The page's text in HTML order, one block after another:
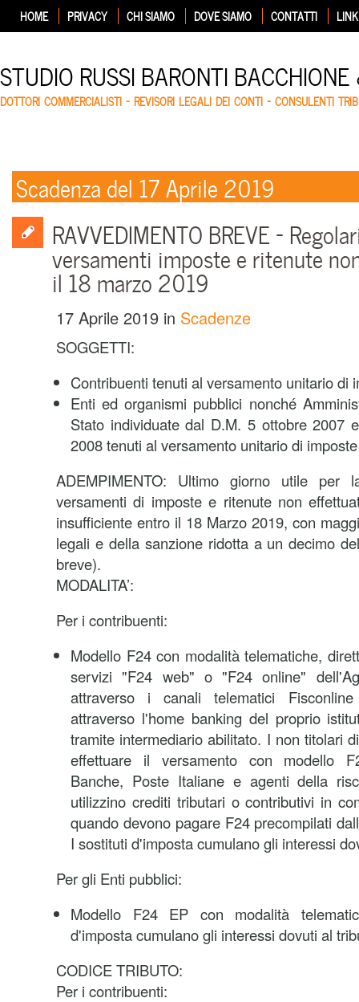
HOME PRIVACY CHI SIAMO DOVE SIAMO CONTATTI LINK
STUDIO RUSSI BARONTI
DOTTORI COMMERCIALISTI – REVISORI LEGALI DEI CONTI – CONSULENTI
Scadenza del 17 Aprile 2019
RAVVEDIMENTO BREVE –
versamenti imposte e ritenute
il 18 marzo 2019
17 Aprile 2019 in Scadenze
SOGGETTI:
Contribuenti tenuti al versamento unitario di
Enti ed organismi pubblici nonché
Stato individuate dal D.M. 5 ottobre 2007
2008 tenuti al versamento unitario di
ADEMPIMENTO: Ultimo giorno utile per
versamenti di imposte e ritenute non
insufficiente entro il 18 Marzo 2019, con
legali e della sanzione ridotta a un decimo
breve).
MODALITA’:
Per i contribuenti:
Modello F24 con modalità telematiche,
servizi "F24 web" o "F24 online"
attraverso i canali telematici
attraverso l'home banking del proprio
tramite intermediario abilitato. I non titolari
effettuare il versamento con modello
Banche, Poste Italiane e agenti della
utilizzino crediti tributari o contributivi in
quando devono pagare F24 precompilati
I sostituti d'imposta cumulano gli interessi
Per gli Enti pubblici:
Modello F24 EP con modalità
d'imposta cumulano gli interessi dovuti al
CODICE TRIBUTO:
Per i contribuenti: